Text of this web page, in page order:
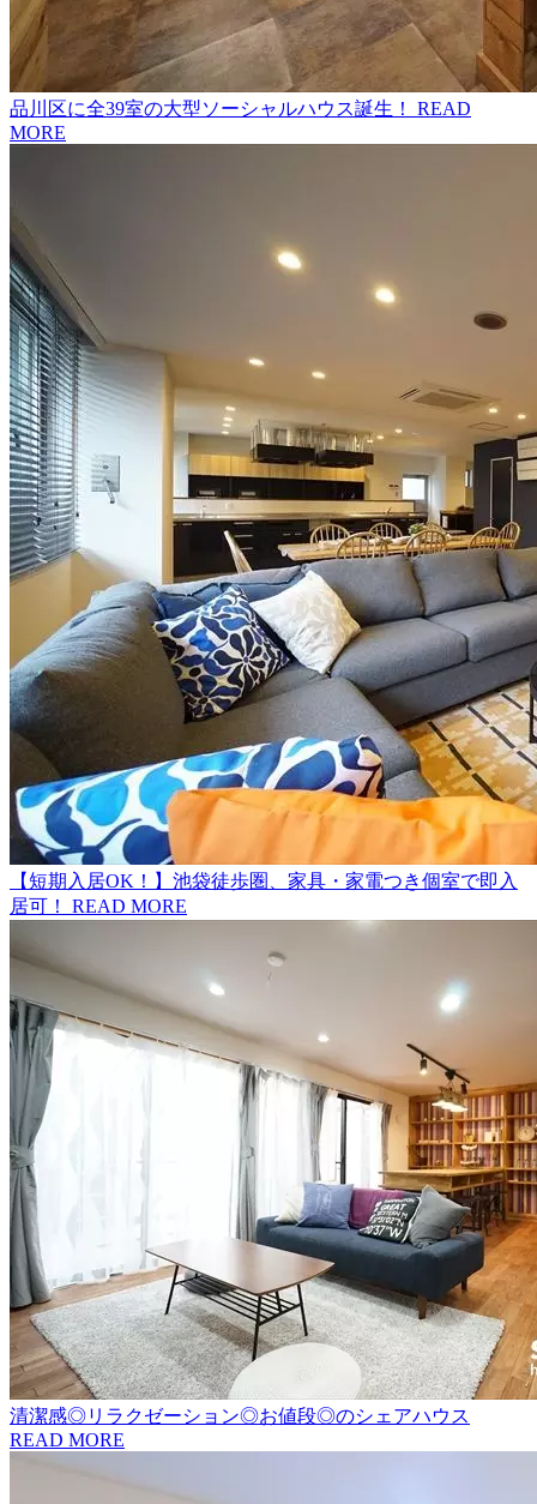
品川区に全39室の大型ソーシャルハウス誕生！
READ
MORE
【短期入居OK！】池袋徒歩圏、家具・家電つき個室で即入
居可！
READ MORE
清潔感◎リラクゼーション◎お値段◎のシェアハウス
READ MORE